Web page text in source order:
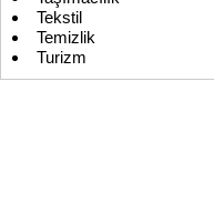
Tekstil
Temizlik
Turizm